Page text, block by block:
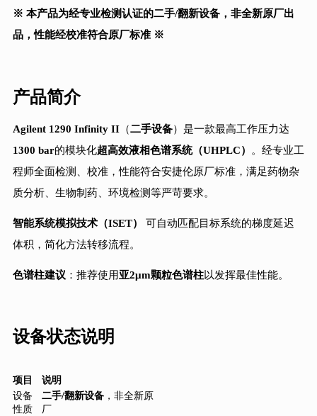
※ 本产品为经专业检测认证的二手/翻新设备，非全新原厂出
品，性能经校准符合原厂标准 ※
产品简介
Agilent 1290 Infinity II（二手设备）是一款最高工作压力达
1300 bar的模块化超高效液相色谱系统（UHPLC）
。经专业工
程师全面检测、校准，性能符合安捷伦原厂标准，满足药物杂
质分析、生物制药、环境检测等严苛要求。
智能系统模拟技术（ISET）
可自动匹配目标系统的梯度延迟
体积，简化方法转移流程。
色谱柱建议 ：推荐使用亚2μm颗粒色谱柱以发挥最佳性能。
设备状态说明
项目
说明
设备
性质
二手/翻新设备，非全新原
厂